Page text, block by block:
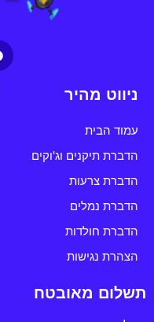
ניווט מהיר
עמוד הבית
הדברת תיקנים וג'וקים
הדברת צרעות
הדברת נמלים
הדברת חולדות
הצהרת נגישות
תשלום מאובטח